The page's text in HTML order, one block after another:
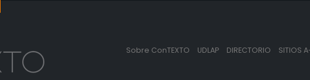
Sobre ConTEXTO UDLAP DIRECTORIO SITIOS